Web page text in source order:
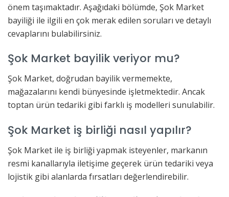
önem taşımaktadır. Aşağıdaki bölümde, Şok Market
bayiliği ile ilgili en çok merak edilen soruları ve detaylı
cevaplarını bulabilirsiniz.
Şok Market bayilik veriyor mu?
Şok Market, doğrudan bayilik vermemekte,
mağazalarını kendi bünyesinde işletmektedir. Ancak
toptan ürün tedariki gibi farklı iş modelleri sunulabilir.
Şok Market iş birliği nasıl yapılır?
Şok Market ile iş birliği yapmak isteyenler, markanın
resmi kanallarıyla iletişime geçerek ürün tedariki veya
lojistik gibi alanlarda fırsatları değerlendirebilir.